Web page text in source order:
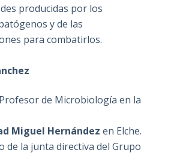
producidas por los
y de las
para combatirlos.
de Microbiología en la
Miguel Hernández en Elche.
de la junta directiva del Grupo